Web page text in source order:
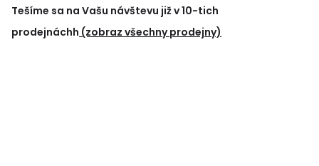
Tešíme sa na Vašu návštevu již v 10-tich
prodejnáchh (zobraz všechny prodejny)